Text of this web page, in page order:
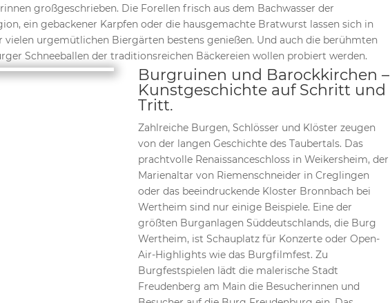
großgeschrieben. Die Forellen frisch aus dem Bachwasser der
ein gebackener Karpfen oder die hausgemachte Bratwurst lassen sich in
vielen urgemütlichen Biergärten bestens genießen. Und auch die berühmten
Schneeballen der traditionsreichen Bäckereien wollen probiert werden.
Burgruinen und Barockkirchen –
Kunstgeschichte auf Schritt und
Tritt.
Zahlreiche Burgen, Schlösser und Klöster zeugen
von der langen Geschichte des Taubertals. Das
prachtvolle Renaissanceschloss in Weikersheim, der
Marienaltar von Riemenschneider in Creglingen
oder das beeindruckende Kloster Bronnbach bei
Wertheim sind nur einige Beispiele. Eine der
größten Burganlagen Süddeutschlands, die Burg
Wertheim, ist Schauplatz für Konzerte oder Open-
Air-Highlights wie das Burgfilmfest. Zu
Burgfestspielen lädt die malerische Stadt
Freudenberg am Main die Besucherinnen und